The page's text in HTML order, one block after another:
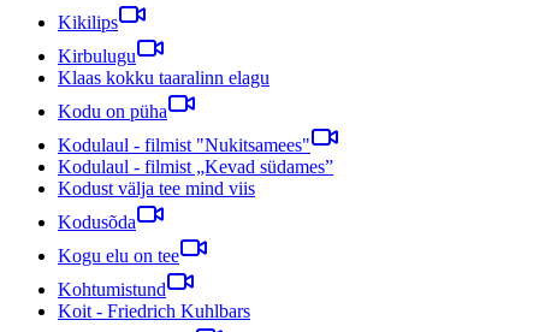
Kikilips
Kirbulugu
Klaas kokku taaralinn elagu
Kodu on püha
Kodulaul - filmist "Nukitsamees"
Kodulaul - filmist „Kevad südames”
Kodust välja tee mind viis
Kodusõda
Kogu elu on tee
Kohtumistund
Koit - Friedrich Kuhlbars